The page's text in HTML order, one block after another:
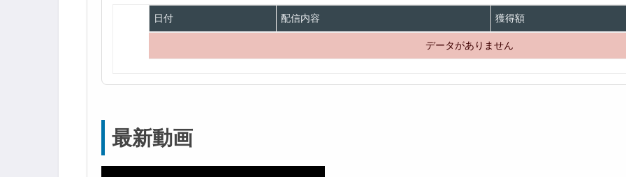
日付 配信内容 獲得額
データがありません
最新動画